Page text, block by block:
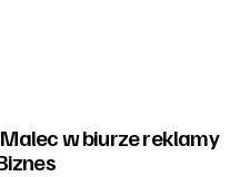
w biurze reklamy